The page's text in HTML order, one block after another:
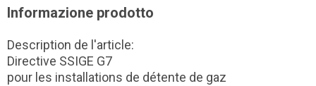
Informazione prodotto
Description de l'article:
Directive SSIGE G7
pour les installations de détente de gaz